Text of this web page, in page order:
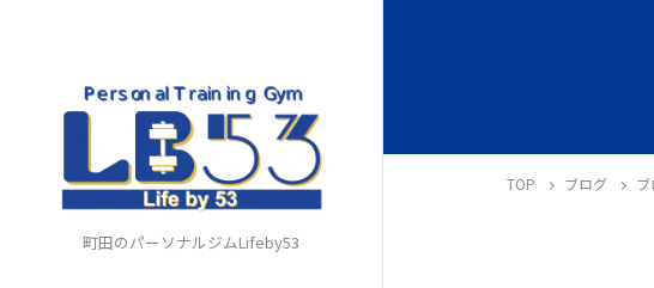
町田のパーソナルジムLifeby53
TOP ブログ